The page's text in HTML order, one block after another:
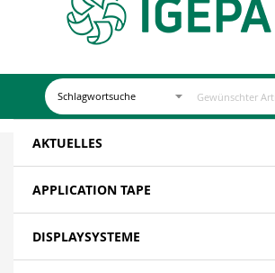
AKTUELLES
APPLICATION TAPE
DISPLAYSYSTEME